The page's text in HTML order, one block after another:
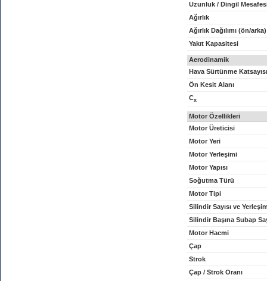
Uzunluk / Dingil
Ağırlık
Ağırlık Dağılımı (ön/arka)
Yakıt Kapasitesi
Aerodinamik
Hava Sürtünme Katsayısı
Ön Kesit Alanı
Cx
Motor Özellikleri
Motor Üreticisi
Motor Yeri
Motor Yerleşimi
Motor Yapısı
Soğutma Türü
Motor Tipi
Silindir Sayısı ve
Silindir Başına Subap
Motor Hacmi
Çap
Strok
Çap / Strok Oranı